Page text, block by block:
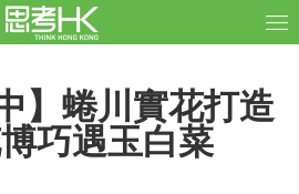
】蜷川實花打造
巧遇玉白菜